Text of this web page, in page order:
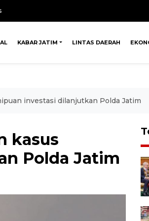
KABAR JATIM LINTAS DAERAH
investasi dilanjutkan Polda Jatim
kasus
Polda Jatim